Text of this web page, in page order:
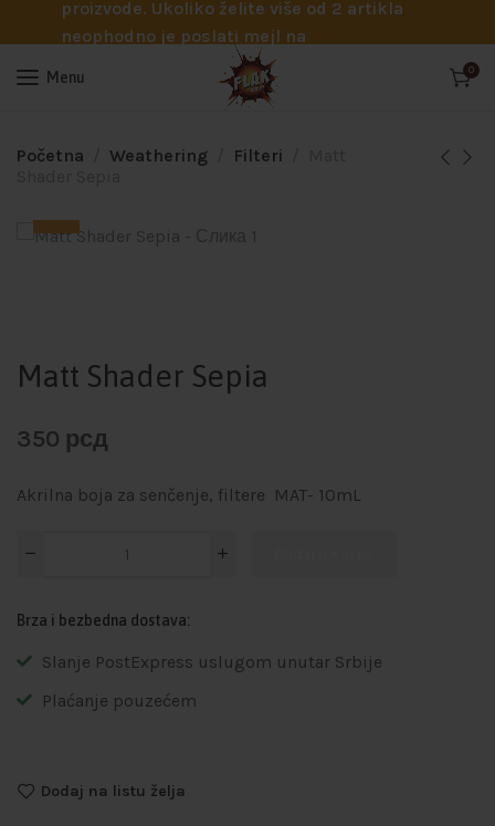
proizvode. Ukoliko želite više od 2 artikla
neophodno je poslati mejl na
info@flakhobby.com sa preciznim šiframa
proizvoda. Svakako nas možete pozvati
potrebna pomoć oko odabira.
Menu 0
Početna Weathering Filteri
Matt Shader Sepia
350 рсд
Akrilna boja za senčenje, filtere MAT- 10mL
Brza i bezbedna dostava:
Slanje PostExpress uslugom unutar Srbije
Plaćanje pouzećem
Dodaj na listu želja